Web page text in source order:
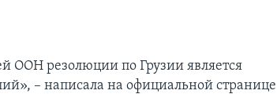
ООН резолюции по Грузии является
– написала на официальной странице